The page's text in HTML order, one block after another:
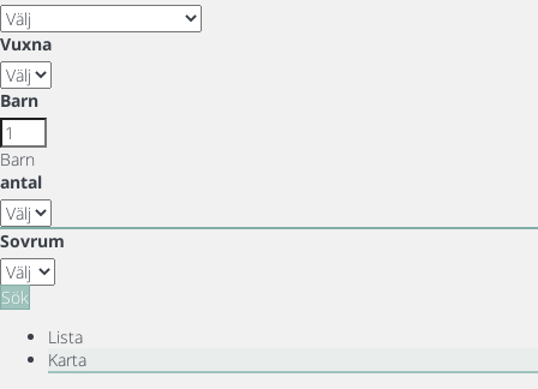
Vuxna
Barn
Barn
antal
Sovrum
Sök
Lista
Karta